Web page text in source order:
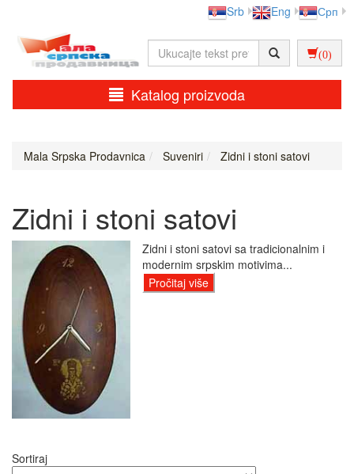
Srb Eng Срп
(0)
Katalog proizvoda
Mala Srpska Prodavnica Suveniri Zidni i stoni satovi
Zidni i stoni satovi
Zidni i stoni satovi sa tradicionalnim i
modernim srpskim motivima...
Pročitaj više
Sortiraj